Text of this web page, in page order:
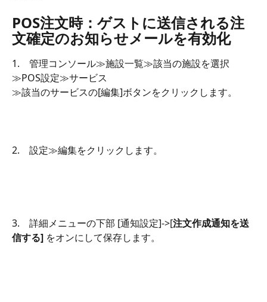
POS注文時：ゲストに送信される注
文確定のお知らせメールを有効化
1.　管理コンソール≫施設一覧≫該当の施設を選択
≫POS設定≫サービス
≫該当のサービスの[編集]ボタンをクリックします。
2.　設定≫編集をクリックします。
3.　詳細メニューの下部 [通知設定]->[注文作成通知を送
信する] をオンにして保存します。